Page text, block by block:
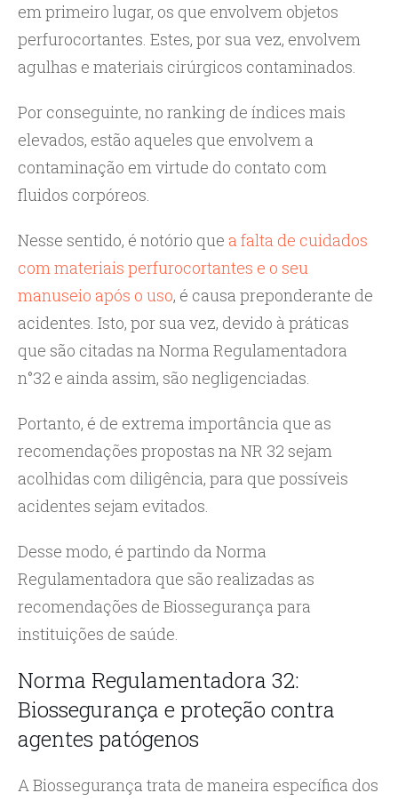
em primeiro lugar, os que envolvem objetos
perfurocortantes. Estes, por sua vez, envolvem
agulhas e materiais cirúrgicos contaminados.
Por conseguinte, no ranking de índices mais
elevados, estão aqueles que envolvem a
contaminação em virtude do contato com
fluidos corpóreos.
Nesse sentido, é notório que a falta de cuidados
com materiais perfurocortantes e o seu
manuseio após o uso, é causa preponderante de
acidentes. Isto, por sua vez, devido à práticas
que são citadas na Norma Regulamentadora
n°32 e ainda assim, são negligenciadas.
Portanto, é de extrema importância que as
recomendações propostas na NR 32 sejam
acolhidas com diligência, para que possíveis
acidentes sejam evitados.
Desse modo, é partindo da Norma
Regulamentadora que são realizadas as
recomendações de Biossegurança para
instituições de saúde.
Norma Regulamentadora 32:
Biossegurança e proteção contra
agentes patógenos
A Biossegurança trata de maneira específica dos